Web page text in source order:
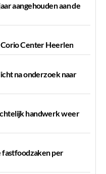
aangehouden aan de
Center Heerlen
na onderzoek naar
handwerk weer
fastfoodzaken per